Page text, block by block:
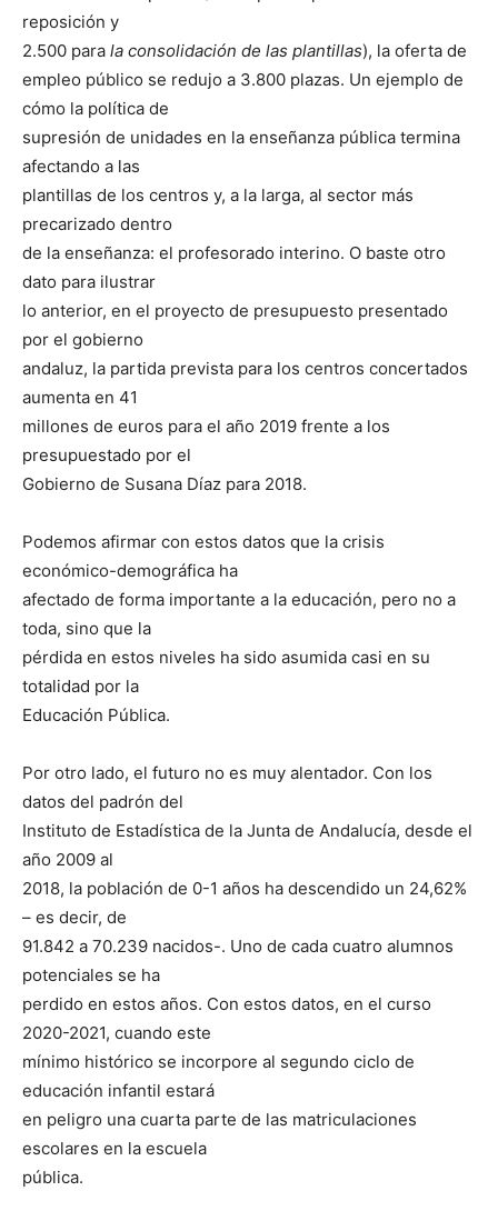
reposición y
2.500 para la consolidación de las plantillas), la oferta de
empleo público se redujo a 3.800 plazas. Un ejemplo de
cómo la política de
supresión de unidades en la enseñanza pública termina
afectando a las
plantillas de los centros y, a la larga, al sector más
precarizado dentro
de la enseñanza: el profesorado interino. O baste otro
dato para ilustrar
lo anterior, en el proyecto de presupuesto presentado
por el gobierno
andaluz, la partida prevista para los centros concertados
aumenta en 41
millones de euros para el año 2019 frente a los
presupuestado por el
Gobierno de Susana Díaz para 2018.
Podemos afirmar con estos datos que la crisis
económico-demográfica ha
afectado de forma importante a la educación, pero no a
toda, sino que la
pérdida en estos niveles ha sido asumida casi en su
totalidad por la
Educación Pública.
Por otro lado, el futuro no es muy alentador. Con los
datos del padrón del
Instituto de Estadística de la Junta de Andalucía, desde el
año 2009 al
2018, la población de 0-1 años ha descendido un 24,62%
– es decir, de
91.842 a 70.239 nacidos-. Uno de cada cuatro alumnos
potenciales se ha
perdido en estos años. Con estos datos, en el curso
2020-2021, cuando este
mínimo histórico se incorpore al segundo ciclo de
educación infantil estará
en peligro una cuarta parte de las matriculaciones
escolares en la escuela
pública.